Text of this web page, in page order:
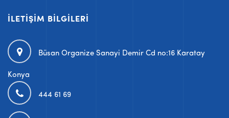
İLETIŞIM BILGILERI
Büsan Organize Sanayi Demir Cd no:16 Karatay
Konya
444 61 69